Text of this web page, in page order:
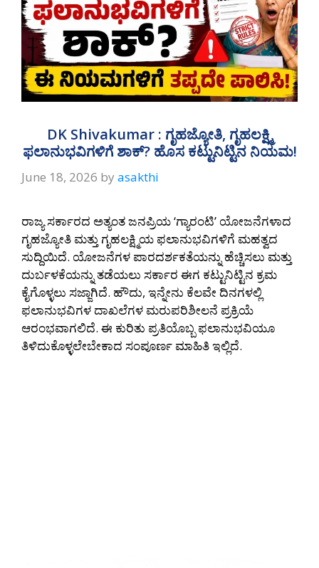
DK Shivakumar : ಗೃಹಜ್ಯೋತಿ, ಗೃಹಲಕ್ಷ್ಮಿ
ಫಲಾನುಭವಿಗಳಿಗೆ ಶಾಕ್? ಹೊಸ ಕಟ್ಟುನಿಟ್ಟಿನ ನಿಯಮ!
June 18, 2026 by asakthi
ರಾಜ್ಯ ಸರ್ಕಾರದ ಅತ್ಯಂತ ಜನಪ್ರಿಯ ‘ಗ್ಯಾರಂಟಿ’ ಯೋಜನೆಗಳಾದ
ಗೃಹಜ್ಯೋತಿ ಮತ್ತು ಗೃಹಲಕ್ಷ್ಮಿಯ ಫಲಾನುಭವಿಗಳಿಗೆ ಮಹತ್ವದ
ಸುದ್ದಿಯಿದೆ. ಯೋಜನೆಗಳ ಪಾರದರ್ಶಕತೆಯನ್ನು ಹೆಚ್ಚಿಸಲು ಮತ್ತು
ದುರ್ಬಳಕೆಯನ್ನು ತಡೆಯಲು ಸರ್ಕಾರ ಈಗ ಕಟ್ಟುನಿಟ್ಟಿನ ಕ್ರಮ
ಕೈಗೊಳ್ಳಲು ಸಜ್ಜಾಗಿದೆ. ಹೌದು, ಇನ್ನೇನು ಕೆಲವೇ ದಿನಗಳಲ್ಲಿ
ಫಲಾನುಭವಿಗಳ ದಾಖಲೆಗಳ ಮರುಪರಿಶೀಲನೆ ಪ್ರಕ್ರಿಯೆ
ಆರಂಭವಾಗಲಿದೆ. ಈ ಕುರಿತು ಪ್ರತಿಯೊಬ್ಬ ಫಲಾನುಭವಿಯೂ
ತಿಳಿದುಕೊಳ್ಳಲೇಬೇಕಾದ ಸಂಪೂರ್ಣ ಮಾಹಿತಿ ಇಲ್ಲಿದೆ.